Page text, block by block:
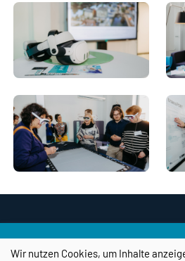
Wir nutzen Cookies, um Inhalte